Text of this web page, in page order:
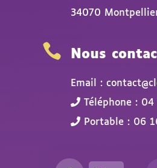
34070
 Nous
Email :
Téléphone :
Portable : 06